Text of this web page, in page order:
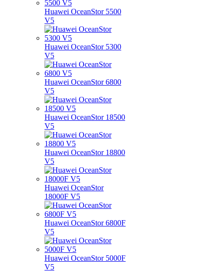
Huawei OceanStor 5500
V5
Huawei OceanStor 5300
V5
Huawei OceanStor 6800
V5
Huawei OceanStor 18500
V5
Huawei OceanStor 18800
V5
Huawei OceanStor
18000F V5
Huawei OceanStor 6800F
V5
Huawei OceanStor 5000F
V5